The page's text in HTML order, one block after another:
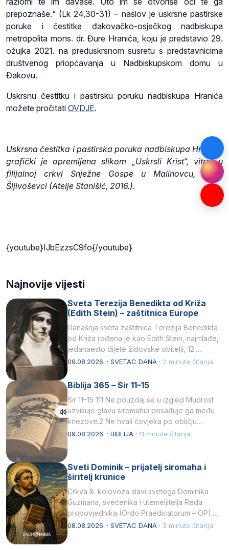
prepoznaše.“ (Lk 24,30-31) – naslov je uskrsne pastirske
poruke i čestitke đakovačko-osječkog nadbiskupa
metropolita mons. dr. Đure Hranića, koju je predstavio 29.
ožujka 2021. na preduskrsnom susretu s predstavnicima
društvenog priopćavanja u Nadbiskupskom domu u
Đakovu.
Uskrsnu čestitku i pastirsku poruku nadbiskupa Hranića
možete pročitati OVDJE.
Uskrsna čestitka i pastirska poruka nadbiskupa Hranića
grafički je opremljena slikom „Uskrsli Krist“, vitraj u
filijalnoj crkvi Snježne Gospe u Malinovcu, Župa
Šljivoševci (Atelje Stanišić, 2016.).
{youtube}IJbEzzsC9fo{/youtube}
Najnovije vijesti
Sveta Terezija Benedikta od Križa
(Edith Stein) – zaštitnica Europe
Današnja sveta zaštitnica Terezija Benedikta
od Križa rođena je kao Edith Stein, najmlađe,
jedanaesto dijete židovske obitelji, 12.
listopada 1891, u Wrocławu…
09.08.2026. · SVETAC DANA · 2 minute čitanja
Biblija 365 – Sir 11–15
Sir 11–15 111 Ne pouzdaj se u izgled Mudrost
uzvisuje glavu siromahui posađuje ga među
knezove.2 Ne hvali čovjeka po obličju
njegovui…
09.08.2026. · BIBLIJA · 11 minute čitanja
Sveti Dominik – prijatelj siromaha i
širitelj krunice
Crkva 8. kolovoza slavi svetoga Dominika
Guzmana, svećenika i utemeljitelja Reda
propovjednika (Ordo Praedicatorum – OP).
Svojim životom, dubokom ljubavlju prema
08.08.2026. · SVETAC DANA · 3 minute čitanja